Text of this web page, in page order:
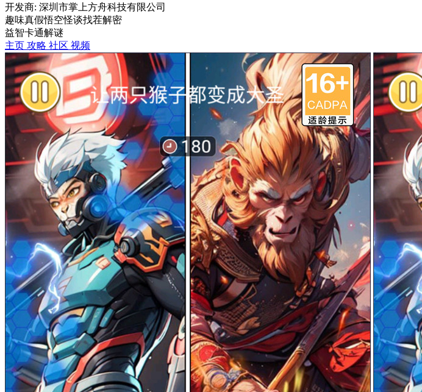
开发商: 深圳市掌上方舟科技有限公司
趣味真假悟空怪谈找茬解密
益智卡通解谜
主页 攻略 社区 视频